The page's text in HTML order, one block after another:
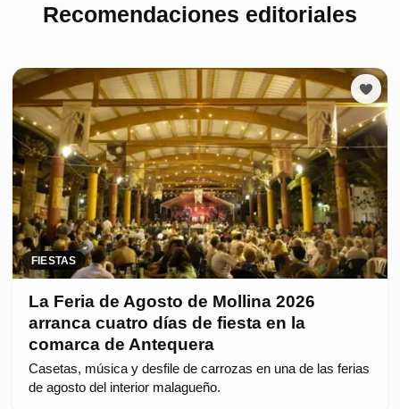
Recomendaciones editoriales
FIESTAS
La Feria de Agosto de Mollina 2026
arranca cuatro días de fiesta en la
comarca de Antequera
Casetas, música y desfile de carrozas en una de las ferias
de agosto del interior malagueño.